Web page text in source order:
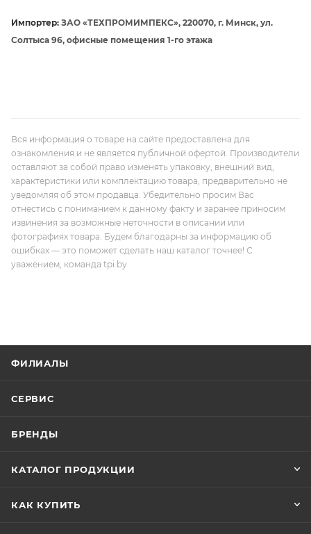
Импортер: ЗАО «ТЕХПРОМИМПЕКС», 220070, г. Минск, ул.
Солтыса 96, офисные помещения 1-го этажа
Вся информация о товаре на сайте предоставлена для
ознакомления и не является публичной офертой. Производители
оставляют за собой право изменять упаковку, внешний вид,
характеристики или комплектацию товара, предварительно не
уведомляя об этом продавца. Убедительно просим Вас
отнестись с пониманием к данному факту и заранее приносим
извинения за возможные неточности в описании или
фотографиях товара. Будем благодарны за информацию об
ошибках — это поможет сделать наш каталог точнее! С
уважением, команда tpi.by.
ФИЛИАЛЫ
СЕРВИС
БРЕНДЫ
КАТАЛОГ ПРОДУКЦИИ
КАК КУПИТЬ